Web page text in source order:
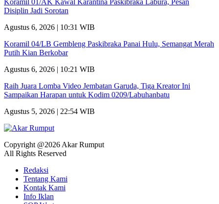
Koramil 01/AK Kawal Karantina Paskibraka Labura, Pesan
Disiplin Jadi Sorotan
Agustus 6, 2026 | 10:31 WIB
Koramil 04/LB Gembleng Paskibraka Panai Hulu, Semangat Merah
Putih Kian Berkobar
Agustus 6, 2026 | 10:21 WIB
Raih Juara Lomba Video Jembatan Garuda, Tiga Kreator Ini
Sampaikan Harapan untuk Kodim 0209/Labuhanbatu
Agustus 5, 2026 | 22:54 WIB
Copyright @2026 Akar Rumput
All Rights Reserved
Redaksi
Tentang Kami
Kontak Kami
Info Iklan